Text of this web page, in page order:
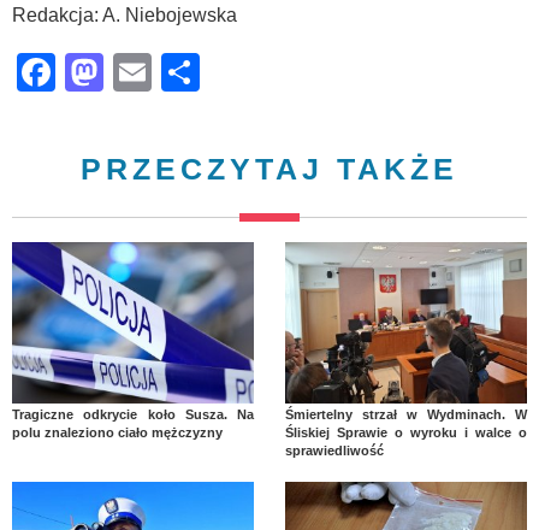
Redakcja: A. Niebojewska
Facebook
Mastodon
Email
PRZECZYTAJ TAKŻE
Tragiczne odkrycie koło Susza. Na
polu znaleziono ciało mężczyzny
Śmiertelny strzał w Wydminach. W
Śliskiej Sprawie o wyroku i walce o
sprawiedliwość